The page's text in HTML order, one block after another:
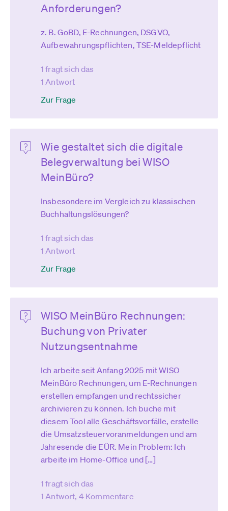
Anforderungen?
z. B. GoBD, E-Rechnungen, DSGVO,
Aufbewahrungspflichten, TSE-Meldepflicht
1 fragt sich das
1 Antwort
Zur Frage
Wie gestaltet sich die digitale
Belegverwaltung bei WISO
MeinBüro?
Insbesondere im Vergleich zu klassischen
Buchhaltungslösungen?
1 fragt sich das
1 Antwort
Zur Frage
WISO MeinBüro Rechnungen:
Buchung von Privater
Nutzungsentnahme
Ich arbeite seit Anfang 2025 mit WISO
MeinBüro Rechnungen, um E-Rechnungen
erstellen empfangen und rechtssicher
archivieren zu können. Ich buche mit
diesem Tool alle Geschäftsvorfälle, erstelle
die Umsatzsteuervoranmeldungen und am
Jahresende die EÜR. Mein Problem: Ich
arbeite im Home-Office und […]
1 fragt sich das
1 Antwort, 4 Kommentare